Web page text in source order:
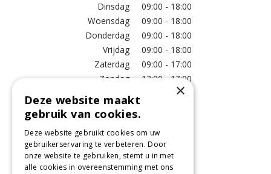
Dinsdag
09:00 - 18:00
Woensdag
09:00 - 18:00
Donderdag
09:00 - 18:00
Vrijdag
09:00 - 18:00
Zaterdag
09:00 - 17:00
Zondag
13:00 - 17:00
Meer vestigingsinformatie >
Informatie
Over ons
×
Deze website maakt
gebruik van cookies.
Deze website gebruikt cookies om uw
gebruikerservaring te verbeteren. Door
onze website te gebruiken, stemt u in met
alle cookies in overeenstemming met ons